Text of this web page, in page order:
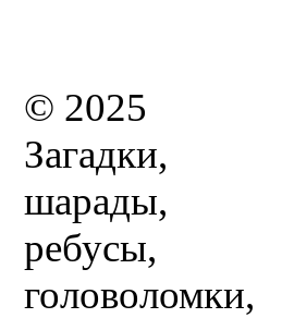
© 2025
Загадки,
шарады,
ребусы,
головоломки,